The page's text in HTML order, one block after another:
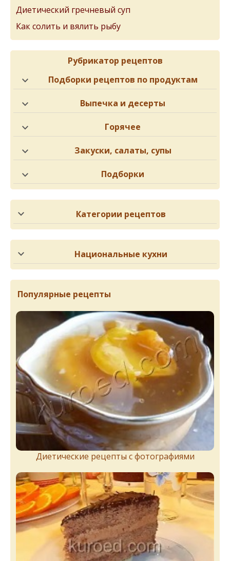
Диетический гречневый суп
Как солить и вялить рыбу
Рубрикатор рецептов
Подборки рецептов по продуктам
Выпечка и десерты
Горячее
Закуски, салаты, супы
Подборки
Категории рецептов
Национальные кухни
Популярные рецепты
Диетические рецепты с фотографиями